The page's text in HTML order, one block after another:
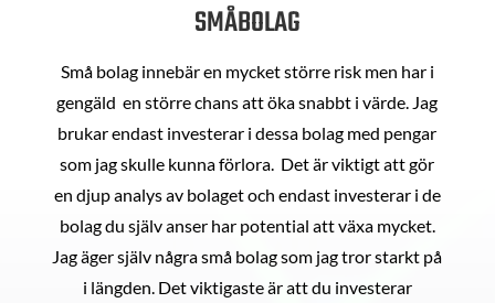
SMÅBOLAG
Små bolag innebär en mycket större risk men har i
gengäld en större chans att öka snabbt i värde. Jag
brukar endast investerar i dessa bolag med pengar
som jag skulle kunna förlora. Det är viktigt att gör
en djup analys av bolaget och endast investerar i de
bolag du själv anser har potential att växa mycket.
Jag äger själv några små bolag som jag tror starkt på
i längden. Det viktigaste är att du investerar